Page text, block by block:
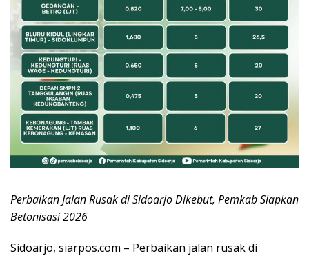
Perbaikan Jalan Rusak di Sidoarjo Dikebut, Pemkab Siapkan
Betonisasi 2026
Sidoarjo, siarpos.com – Perbaikan jalan rusak di